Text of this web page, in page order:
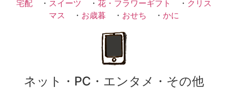
宅配 ・ スイーツ ・ 花・フラワーギフト ・ クリス
マス ・ お歳暮 ・ おせち ・ かに
ネット・PC・エンタメ・その他